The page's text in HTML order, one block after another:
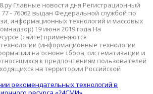
Главные новости дня Регистрационный
- 76062 выдан Федеральной службой по
информационных технологий и массовых
19 июня 2019 года На
(сайте) применяются
(информационные технологии
на основе сбора, систематизации и
к предпочтениям пользователей
на территории Российской
рекомендательных технологий в